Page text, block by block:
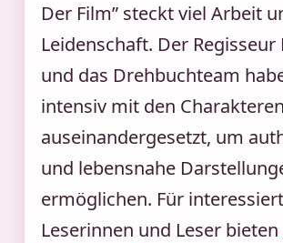
Der Film” steckt viel Arbeit
Leidenschaft. Der
und das Drehbuchteam
intensiv mit den Charakteren
auseinandergesetzt, um
und lebensnahe
ermöglichen. Für
Leserinnen und Leser bieten